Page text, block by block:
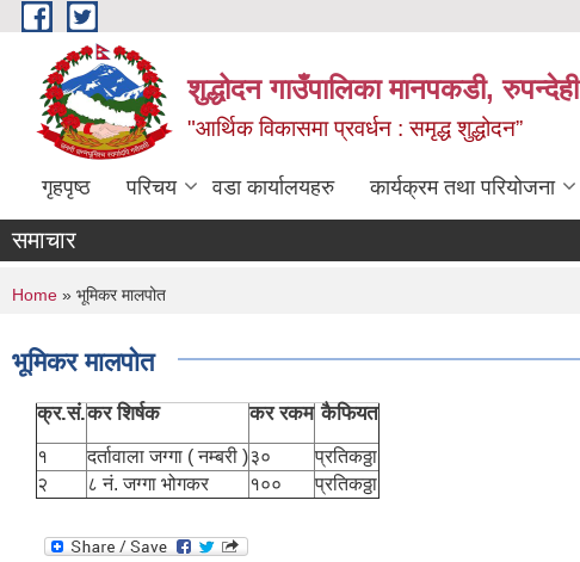
Skip to main content
शुद्धोदन गाउँपालिका मानपकडी, रुपन्देही
"आर्थिक विकासमा प्रवर्धन : समृद्ध शुद्धोदन”
गृहपृष्ठ परिचय वडा कार्यालयहरु कार्यक्रम तथा परियोजना
समाचार
You are here
Home » भूमिकर मालपोत
भूमिकर मालपोत
क्र.सं.कर शिर्षक कर रकम कैफियत
१ दर्तावाला जग्गा ( नम्बरी )३०
प्रतिकठ्ठा
२
८ नं. जग्गा भोगकर १०० प्रतिकठ्ठा